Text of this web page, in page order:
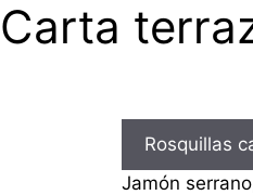
Saltar
al
Carta
Rosquillas
Jamón